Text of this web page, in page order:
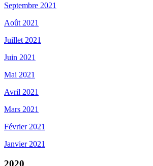
Septembre 2021
Août 2021
Juillet 2021
Juin 2021
Mai 2021
Avril 2021
Mars 2021
Février 2021
Janvier 2021
2020